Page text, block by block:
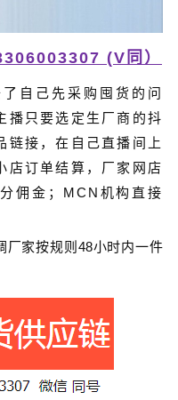
(V同）
自己先采购囤货的问
播只要选定生厂商的抖
链接，在自己直播间上
店订单结算，厂家网店
佣金；MCN机构直接
厂家按规则 48小时内一件